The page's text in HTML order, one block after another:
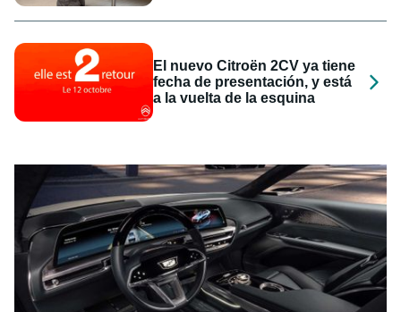
El nuevo Citroën 2CV ya tiene
fecha de presentación, y está
a la vuelta de la esquina